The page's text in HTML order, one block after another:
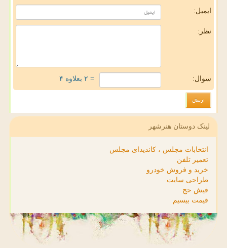
ایمیل:
نظر:
سوال: = ۲ بعلاوه ۴
لینک دوستان هنرشهر
انتخابات مجلس ، کاندیدای مجلس
تعمیر تلفن
خرید و فروش خودرو
طراحی سایت
فیش حج
قیمت بیسیم